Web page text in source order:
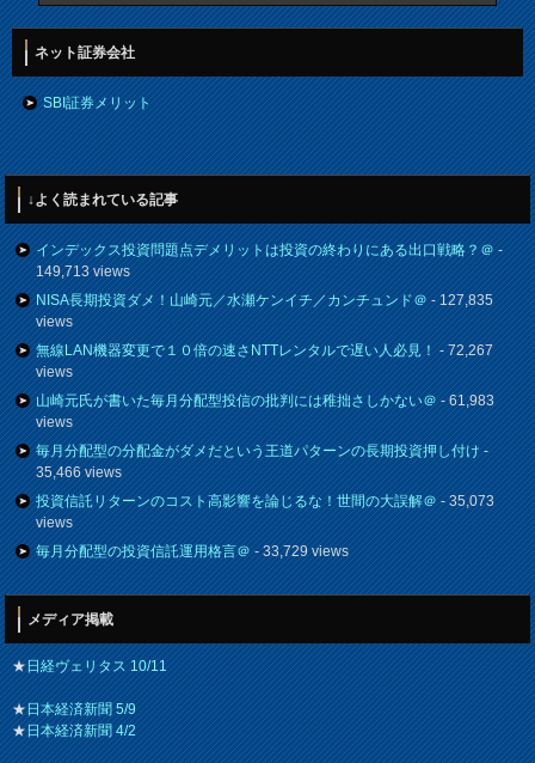
ネット証券会社
SBI証券メリット
↓よく読まれている記事
インデックス投資問題点デメリットは投資の終わりにある出口戦略？＠-
149,713 views
NISA長期投資ダメ！山崎元／水瀬ケンイチ／カンチュンド＠- 127,835
views
無線LAN機器変更で１０倍の速さNTTレンタルで遅い人必見！- 72,267
views
山崎元氏が書いた毎月分配型投信の批判には稚拙さしかない＠- 61,983
views
毎月分配型の分配金がダメだという王道パターンの長期投資押し付け-
35,466 views
投資信託リターンのコスト高影響を論じるな！世間の大誤解＠- 35,073
views
毎月分配型の投資信託運用格言＠- 33,729 views
メディア掲載
★日経ヴェリタス 10/11
★日本経済新聞 5/9
★日本経済新聞 4/2